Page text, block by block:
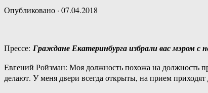
Опубликовано · 07.04.2018
Прессе: Граждане Екатеринбурга избрали вас мэром с
Евгений Ройзман: Моя должность похожа на должность
делают. У меня двери всегда открыты, на прием приходят